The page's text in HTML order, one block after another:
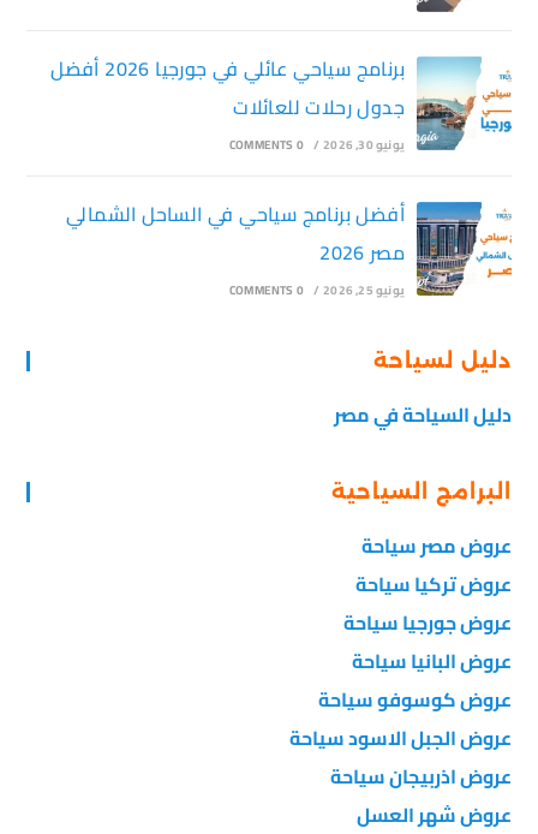
برنامج سياحي عائلي في جورجيا 2026 أفضل
جدول رحلات للعائلات
يونيو 30, 2026 /
0 COMMENTS
أفضل برنامج سياحي في الساحل الشمالي
مصر 2026
يونيو 25, 2026 /
0 COMMENTS
دليل لسياحة
دليل السياحة في مصر
البرامج السياحية
عروض مصر سياحة
عروض تركيا سياحة
عروض جورجيا سياحة
عروض البانيا سياحة
عروض كوسوفو سياحة
عروض الجبل الاسود سياحة
عروض اذربيجان سياحة
عروض شهر العسل